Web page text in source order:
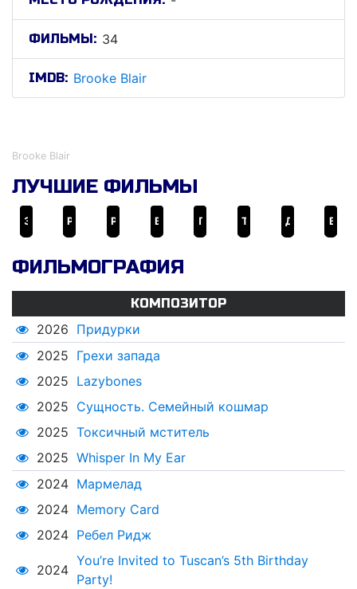
ФИЛЬМЫ: 34
IMDB: Brooke Blair
Brooke Blair
ЛУЧШИЕ ФИЛЬМЫ
ФИЛЬМОГРАФИЯ
КОМПОЗИТОР
2026 Придурки
2025 Грехи запада
2025 Lazybones
2025 Сущность. Семейный кошмар
2025 Токсичный мститель
2025 Whisper In My Ear
2024 Мармелад
2024 Memory Card
2024 Ребел Ридж
2024
You’re Invited to Tuscan’s 5th Birthday
Party!